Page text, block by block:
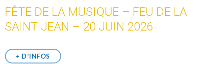
FÊTE DE LA MUSIQUE – FEU DE LA
SAINT JEAN – 20 JUIN 2026
+ D'INFOS